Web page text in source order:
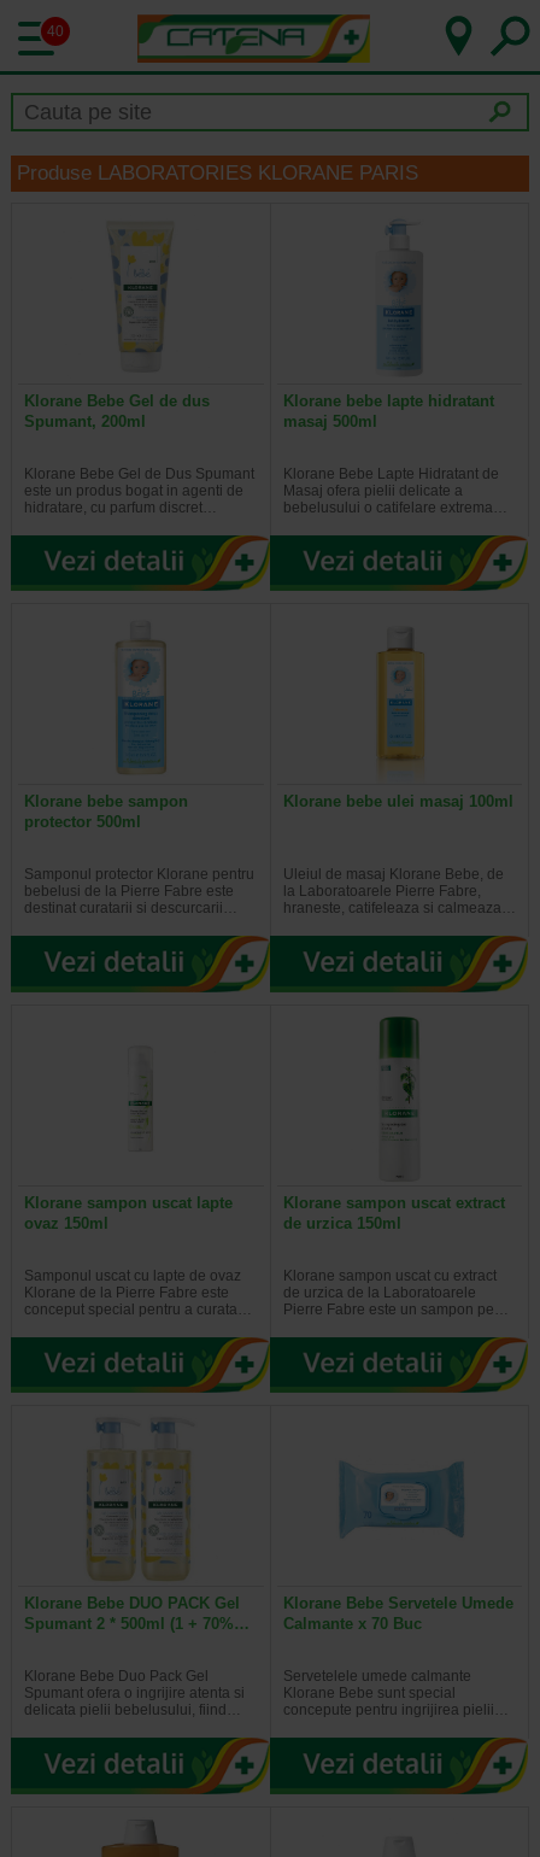
40
Produse LABORATORIES KLORANE PARIS
Klorane Bebe Gel de dus
Spumant, 200ml
Klorane Bebe Gel de Dus Spumant
este un produs bogat in agenti de
hidratare, cu parfum discret…
Klorane bebe lapte hidratant
masaj 500ml
Klorane Bebe Lapte Hidratant de
Masaj ofera pielii delicate a
bebelusului o catifelare extrema…
Klorane bebe sampon
protector 500ml
Samponul protector Klorane pentru
bebelusi de la Pierre Fabre este
destinat curatarii si descurcarii…
Klorane bebe ulei masaj 100ml
Uleiul de masaj Klorane Bebe, de
la Laboratoarele Pierre Fabre,
hraneste, catifeleaza si calmeaza…
Klorane sampon uscat lapte
ovaz 150ml
Samponul uscat cu lapte de ovaz
Klorane de la Pierre Fabre este
conceput special pentru a curata…
Klorane sampon uscat extract
de urzica 150ml
Klorane sampon uscat cu extract
de urzica de la Laboratoarele
Pierre Fabre este un sampon pe…
Klorane Bebe DUO PACK Gel
Spumant 2 * 500ml (1 + 70%…
Klorane Bebe Duo Pack Gel
Spumant ofera o ingrijire atenta si
delicata pielii bebelusului, fiind…
Klorane Bebe Servetele Umede
Calmante x 70 Buc
Servetelele umede calmante
Klorane Bebe sunt special
concepute pentru ingrijirea pielii…